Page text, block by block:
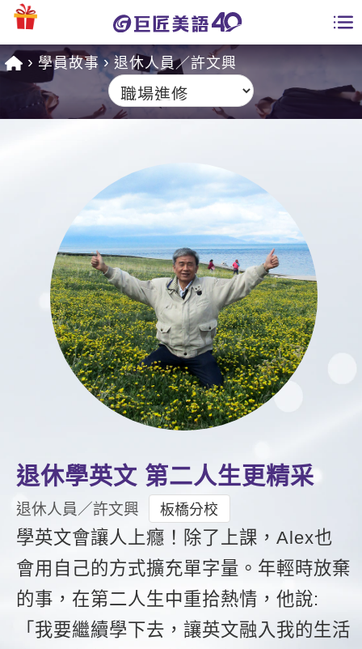
課程總覽
英文課程總表
英文會話
商用英文
英文檢定
TOEIC 多益課程
IELTS 雅思課程
GEPT 全民英檢課程
能力養成
自然發音
英文聽力養成
開口溜英文
旅遊英文
基礎字彙
情境閱讀
英文文法技巧
英文寫作
特色課程
英語俱樂部
ECAM
Let's Talk
日語
韓語
西班牙語
外語即時通
兒童美語
更多
一對一家教
企業訓練
點讀筆教材
數位學習教材
免費資源
英文部落格
多益秒學堂
影音學英文
英文能力測驗
師資團隊
學習分享
學員故事
活動花絮
學員專區
Recruiting
學員故事 退休人員／許文興
退休學英文 第二人生更精采
退休人員／許文興 板橋分校
學英文會讓人上癮！除了上課，Alex也
會用自己的方式擴充單字量。年輕時放棄
的事，在第二人生中重拾熱情，他說:
「我要繼續學下去，讓英文融入我的生活